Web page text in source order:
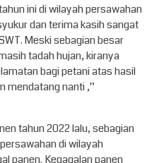
ini di wilayah persawahan
dan terima kasih sangat
Meski sebagian besar
tadah hujan, kiranya
bagi petani atas hasil
mendatang nanti ,”
tahun 2022 lalu, sebagian
di wilayah
panen. Kegagalan panen